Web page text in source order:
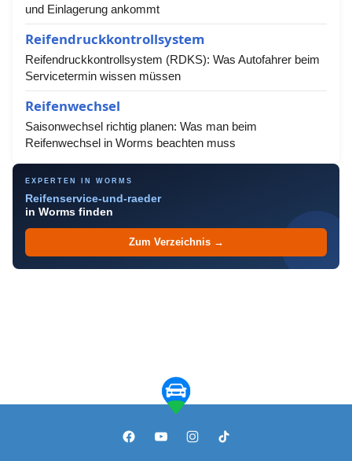
und Einlagerung ankommt
Reifendruckkontrollsystem
Reifendruckkontrollsystem (RDKS): Was Autofahrer beim
Servicetermin wissen müssen
Reifenwechsel
Saisonwechsel richtig planen: Was man beim
Reifenwechsel in Worms beachten muss
EXPERTEN IN WORMS
Reifenservice-und-raeder
in Worms finden
Zum Verzeichnis →